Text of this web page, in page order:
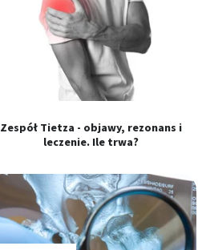
Zespół Tietza - objawy, rezonans i
leczenie. Ile trwa?